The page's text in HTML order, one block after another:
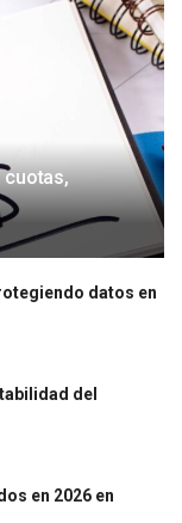
cuotas,
datos en
del
en 2026 en